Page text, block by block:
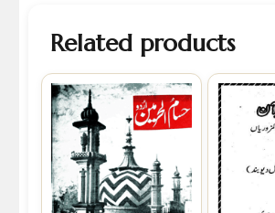
Related products